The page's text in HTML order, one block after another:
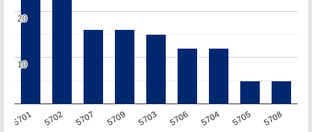
5701 5702 5707 5709 5703 5706 5704 5705 5708
10
10
20
20